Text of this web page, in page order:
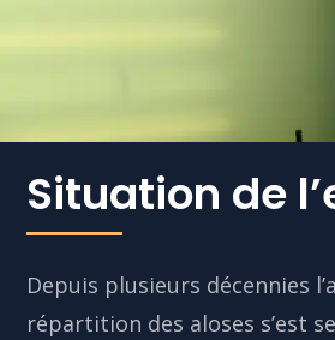
Situation de
Depuis plusieurs décennies
répartition des aloses s’est